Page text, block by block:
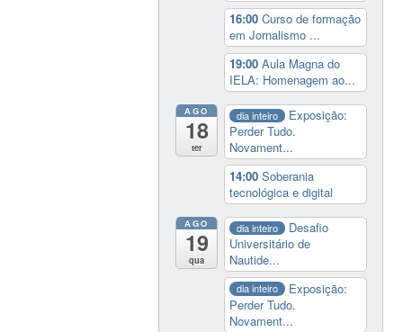
16:00Curso de formação
em Jornalismo ...
19:00Aula Magna do
IELA: Homenagem ao...
AGO
18
ter
dia inteiro
Exposição:
Perder Tudo.
Novament...
14:00Soberania
tecnológica e digital
AGO
19
qua
dia inteiro
Desafio
Universitário de
Nautide...
dia inteiro
Exposição:
Perder Tudo.
Novament...